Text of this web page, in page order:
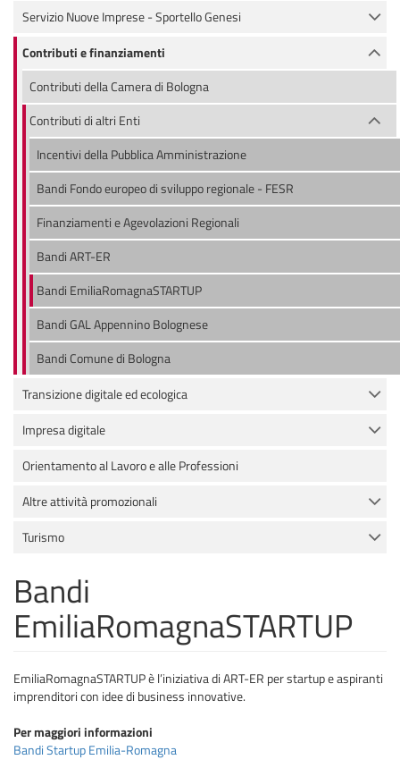
Servizio Nuove Imprese - Sportello Genesi
Contributi e finanziamenti
Contributi della Camera di Bologna
Contributi di altri Enti
Incentivi della Pubblica Amministrazione
Bandi Fondo europeo di sviluppo regionale - FESR
Finanziamenti e Agevolazioni Regionali
Bandi ART-ER
Bandi EmiliaRomagnaSTARTUP
Bandi GAL Appennino Bolognese
Bandi Comune di Bologna
Transizione digitale ed ecologica
Impresa digitale
Orientamento al Lavoro e alle Professioni
Altre attività promozionali
Turismo
Bandi
EmiliaRomagnaSTARTUP
EmiliaRomagnaSTARTUP è l’iniziativa di ART-ER per startup e aspiranti
imprenditori con idee di business innovative.
Per maggiori informazioni
Bandi Startup Emilia-Romagna